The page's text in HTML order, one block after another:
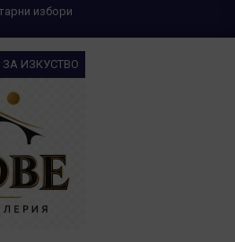
избори
ЗА ИЗКУСТВО